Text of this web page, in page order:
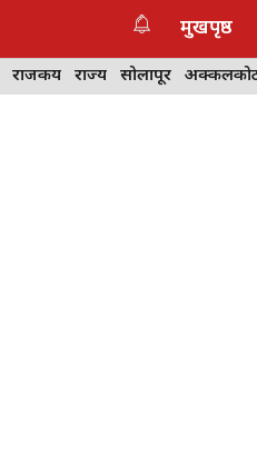
मुखपृष्ठ
राजकीय राज्य सोलापूर